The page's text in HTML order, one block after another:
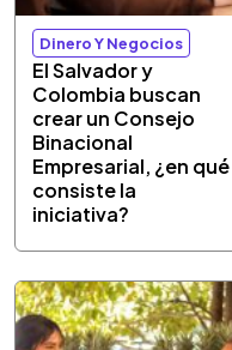
Dinero Y Negocios
El Salvador y
Colombia buscan
crear un Consejo
Binacional
Empresarial, ¿en qué
consiste la
iniciativa?